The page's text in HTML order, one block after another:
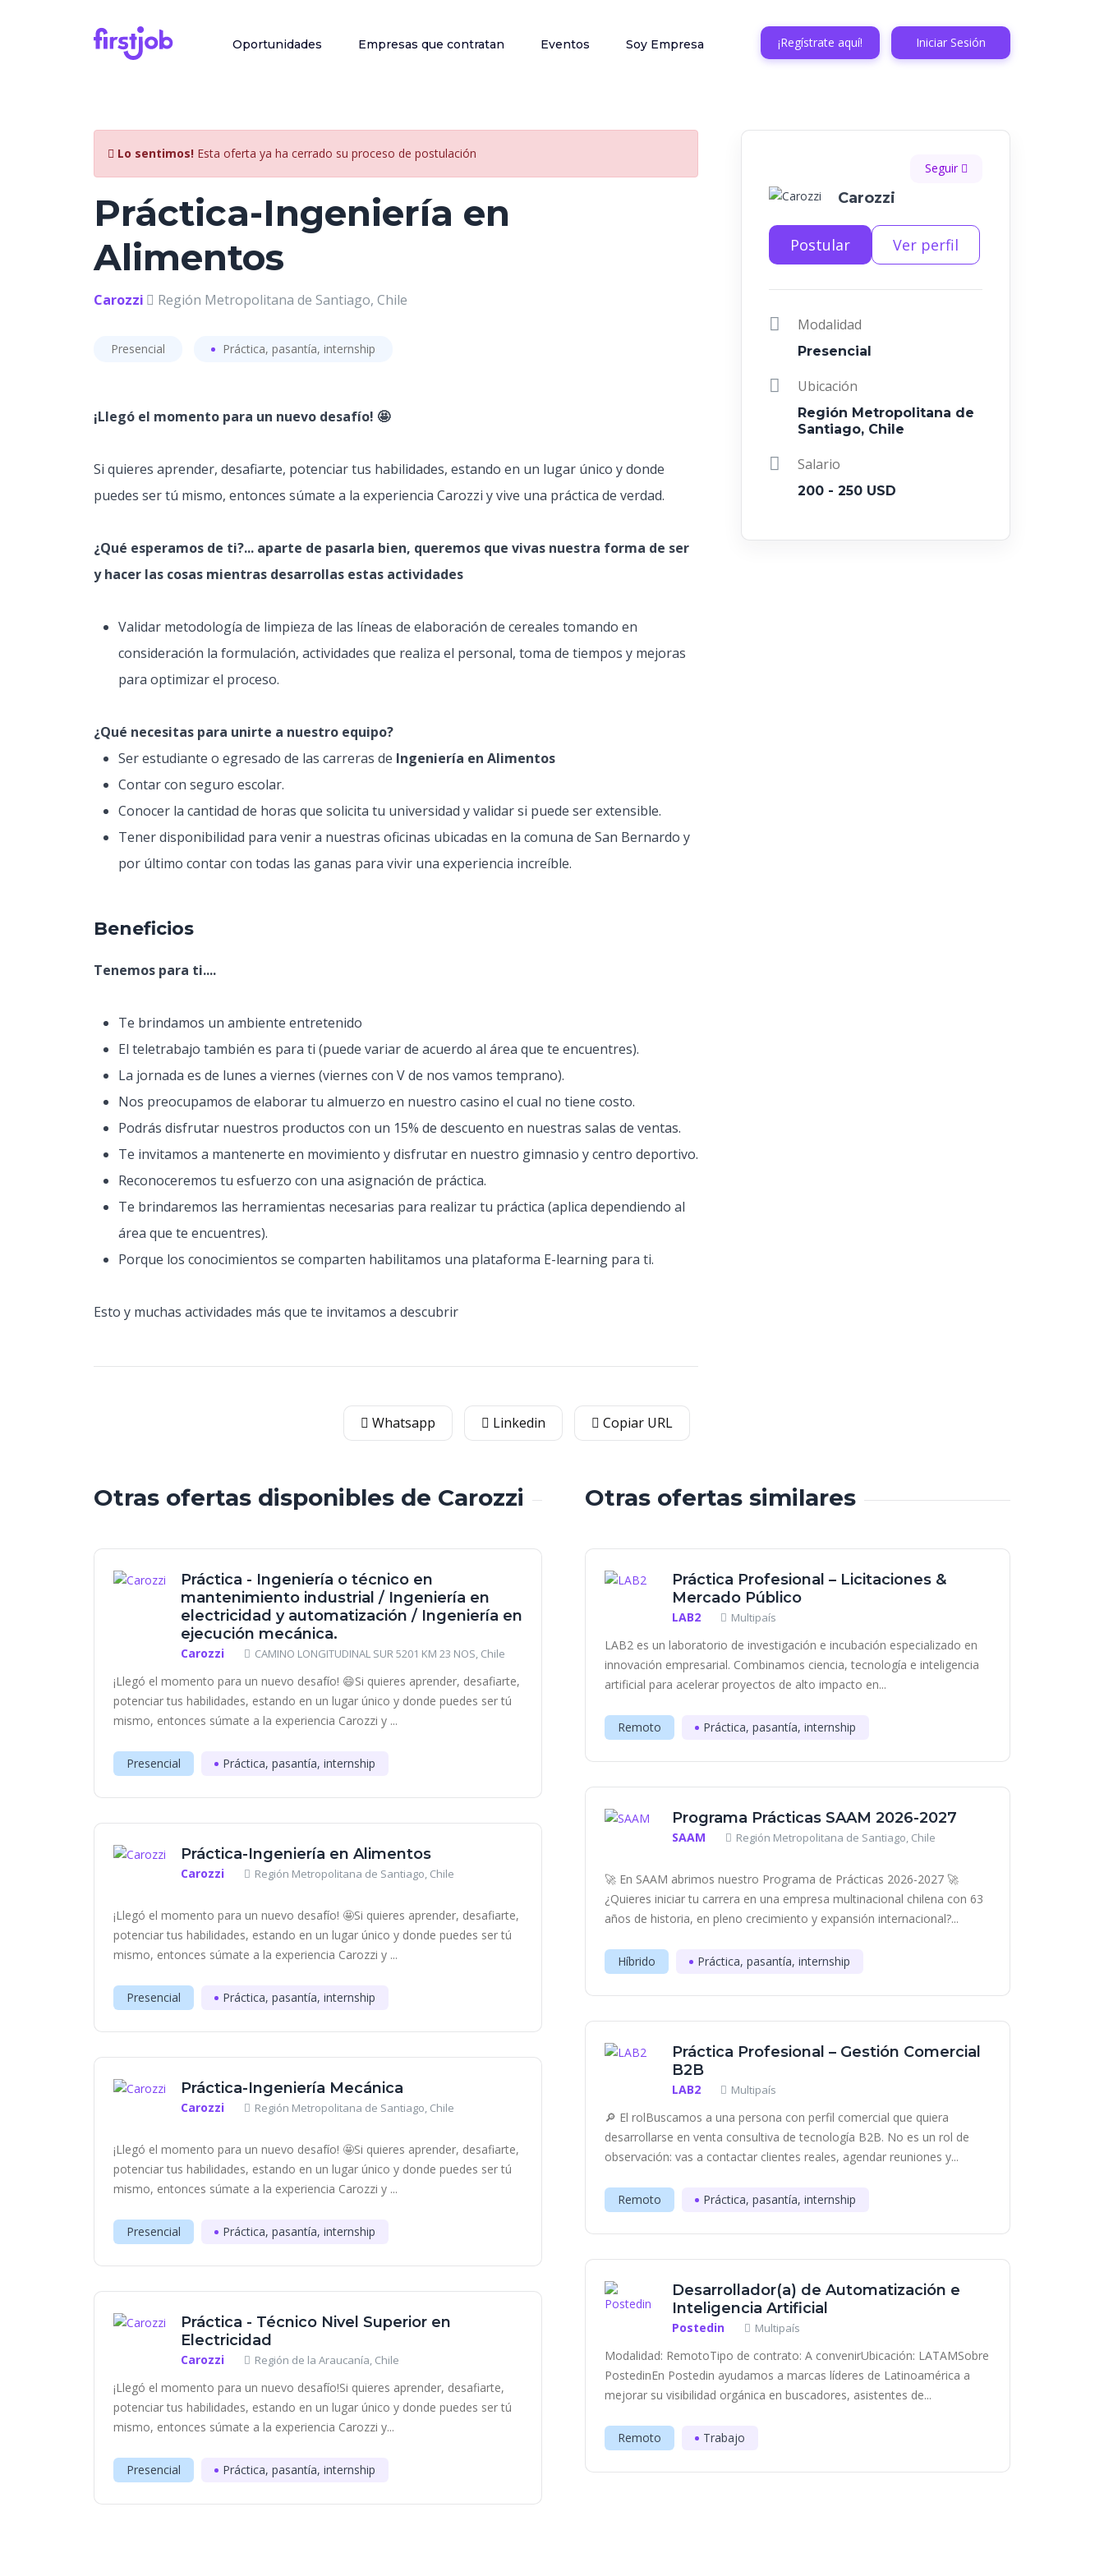
Oportunidades Empresas que contratan Eventos Soy Empresa ¡Regístrate aquí! Iniciar Sesión
Lo sentimos! Esta oferta ya ha cerrado su proceso de postulación
Práctica-Ingeniería en
Alimentos
Carozzi Región Metropolitana de Santiago, Chile
Presencial Práctica, pasantía, internship
¡Llegó el momento para un nuevo desafío! 🤩
Si quieres aprender, desafiarte, potenciar tus habilidades, estando en un lugar único y donde
puedes ser tú mismo, entonces súmate a la experiencia Carozzi y vive una práctica de verdad.
¿Qué esperamos de ti?... aparte de pasarla bien, queremos que vivas nuestra forma de ser
y hacer las cosas mientras desarrollas estas actividades
Validar metodología de limpieza de las líneas de elaboración de cereales tomando en
consideración la formulación, actividades que realiza el personal, toma de tiempos y mejoras
para optimizar el proceso.
¿Qué necesitas para unirte a nuestro equipo?
Ser estudiante o egresado de las carreras de Ingeniería en Alimentos
Contar con seguro escolar.
Conocer la cantidad de horas que solicita tu universidad y validar si puede ser extensible.
Tener disponibilidad para venir a nuestras oficinas ubicadas en la comuna de San Bernardo y
por último contar con todas las ganas para vivir una experiencia increíble.
Beneficios
Tenemos para ti....
Te brindamos un ambiente entretenido
El teletrabajo también es para ti (puede variar de acuerdo al área que te encuentres).
La jornada es de lunes a viernes (viernes con V de nos vamos temprano).
Nos preocupamos de elaborar tu almuerzo en nuestro casino el cual no tiene costo.
Podrás disfrutar nuestros productos con un 15% de descuento en nuestras salas de ventas.
Te invitamos a mantenerte en movimiento y disfrutar en nuestro gimnasio y centro deportivo.
Reconoceremos tu esfuerzo con una asignación de práctica.
Te brindaremos las herramientas necesarias para realizar tu práctica (aplica dependiendo al
área que te encuentres).
Porque los conocimientos se comparten habilitamos una plataforma E-learning para ti.
Esto y muchas actividades más que te invitamos a descubrir
Whatsapp Linkedin Copiar URL
Seguir
Carozzi
Postular Ver perfil
Modalidad
Presencial
Ubicación
Región Metropolitana de
Santiago, Chile
Salario
200 - 250 USD
Otras ofertas disponibles de Carozzi
Práctica - Ingeniería o técnico en
mantenimiento industrial / Ingeniería en
electricidad y automatización / Ingeniería en
ejecución mecánica.
Carozzi CAMINO LONGITUDINAL SUR 5201 KM 23 NOS, Chile
¡Llegó el momento para un nuevo desafío! 😄Si quieres aprender, desafiarte,
potenciar tus habilidades, estando en un lugar único y donde puedes ser tú
mismo, entonces súmate a la experiencia Carozzi y ...
Presencial Práctica, pasantía, internship
Práctica-Ingeniería en Alimentos
Carozzi Región Metropolitana de Santiago, Chile
¡Llegó el momento para un nuevo desafío! 🤩Si quieres aprender, desafiarte,
potenciar tus habilidades, estando en un lugar único y donde puedes ser tú
mismo, entonces súmate a la experiencia Carozzi y ...
Presencial Práctica, pasantía, internship
Práctica-Ingeniería Mecánica
Carozzi Región Metropolitana de Santiago, Chile
¡Llegó el momento para un nuevo desafío! 🤩Si quieres aprender, desafiarte,
potenciar tus habilidades, estando en un lugar único y donde puedes ser tú
mismo, entonces súmate a la experiencia Carozzi y ...
Presencial Práctica, pasantía, internship
Práctica - Técnico Nivel Superior en
Electricidad
Carozzi Región de la Araucanía, Chile
¡Llegó el momento para un nuevo desafío!Si quieres aprender, desafiarte,
potenciar tus habilidades, estando en un lugar único y donde puedes ser tú
mismo, entonces súmate a la experiencia Carozzi y...
Presencial Práctica, pasantía, internship
Otras ofertas similares
Práctica Profesional – Licitaciones &
Mercado Público
LAB2 Multipaís
LAB2 es un laboratorio de investigación e incubación especializado en
innovación empresarial. Combinamos ciencia, tecnología e inteligencia
artificial para acelerar proyectos de alto impacto en...
Remoto Práctica, pasantía, internship
Programa Prácticas SAAM 2026-2027
SAAM Región Metropolitana de Santiago, Chile
🚀 En SAAM abrimos nuestro Programa de Prácticas 2026-2027 🚀
¿Quieres iniciar tu carrera en una empresa multinacional chilena con 63
años de historia, en pleno crecimiento y expansión internacional?...
Híbrido Práctica, pasantía, internship
Práctica Profesional – Gestión Comercial
B2B
LAB2 Multipaís
🔎 El rolBuscamos a una persona con perfil comercial que quiera
desarrollarse en venta consultiva de tecnología B2B. No es un rol de
observación: vas a contactar clientes reales, agendar reuniones y...
Remoto Práctica, pasantía, internship
Desarrollador(a) de Automatización e
Inteligencia Artificial
Postedin Multipaís
Modalidad: RemotoTipo de contrato: A convenirUbicación: LATAMSobre
PostedinEn Postedin ayudamos a marcas líderes de Latinoamérica a
mejorar su visibilidad orgánica en buscadores, asistentes de...
Remoto Trabajo